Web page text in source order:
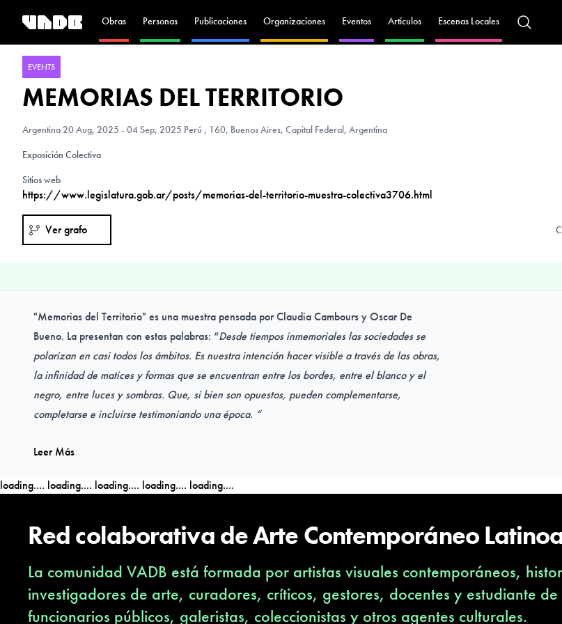
Obras Personas Publicaciones Organizaciones Eventos Artículos Escenas Locales
EVENTS
MEMORIAS DEL TERRITORIO
Argentina20 Aug, 2025 - 04 Sep, 2025 Perú , 160, Buenos Aires, Capital Federal, Argentina
Exposición Colectiva
Sitios web
https://www.legislatura.gob.ar/posts/memorias-del-territorio-muestra-colectiva3706.html
Ver grafo
"Memorias del Territorio" es una muestra pensada por Claudia Cambours y Oscar De
Bueno. La presentan con estas palabras: “Desde tiempos inmemoriales las sociedades se
polarizan en casi todos los ámbitos. Es nuestra intención hacer visible a través de las obras,
la infinidad de matices y formas que se encuentran entre los bordes, entre el blanco y el
negro, entre luces y sombras. Que, si bien son opuestos, pueden complementarse,
completarse e incluirse testimoniando una época. “
Se trata de una exposición colectiva de las y los artistas Adolfo Pérez Esquivel
Cianciolo, Florencia Coschignano, Silvina D´Alessandro, Oscar de Bueno, María Paula
Guerrero, Jorge Mansueto, Jorge Meijide, Carlos Scannapieco, Demian Ventura y Leo
Memorias del Territorio
Muestra Colectiva
Leer Más
loading.... loading.... loading.... loading.... loading....
Red colaborativa de Arte Contemporáneo
La comunidad VADB está formada por artistas visuales contemporáneos,
investigadores de arte, curadores, críticos, gestores, docentes y estudiante
funcionarios públicos, galeristas, coleccionistas y otros agentes culturales.